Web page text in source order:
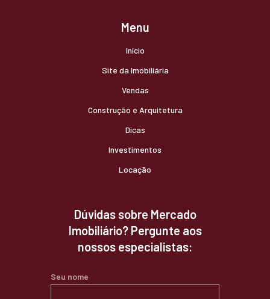
Menu
Início
Site da Imobiliária
Vendas
Construção e Arquitetura
Dicas
Investimentos
Locação
Dúvidas sobre Mercado
Imobiliário? Pergunte aos
nossos especialistas:
Seu nome